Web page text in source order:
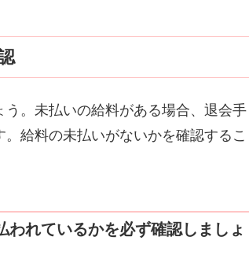
。未払いの給料がある場合、退会手
給料の未払いがないかを確認するこ
れているかを必ず確認しましょ